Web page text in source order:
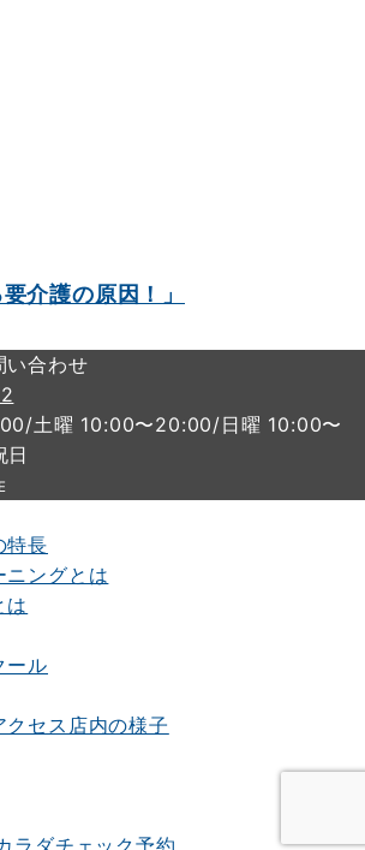
介護の原因！」
い合わせ
土曜 10:00〜20:00/日曜 10:00〜
日
特長
ニングとは
は
ール
セス店内の様子
ラダチェック予約